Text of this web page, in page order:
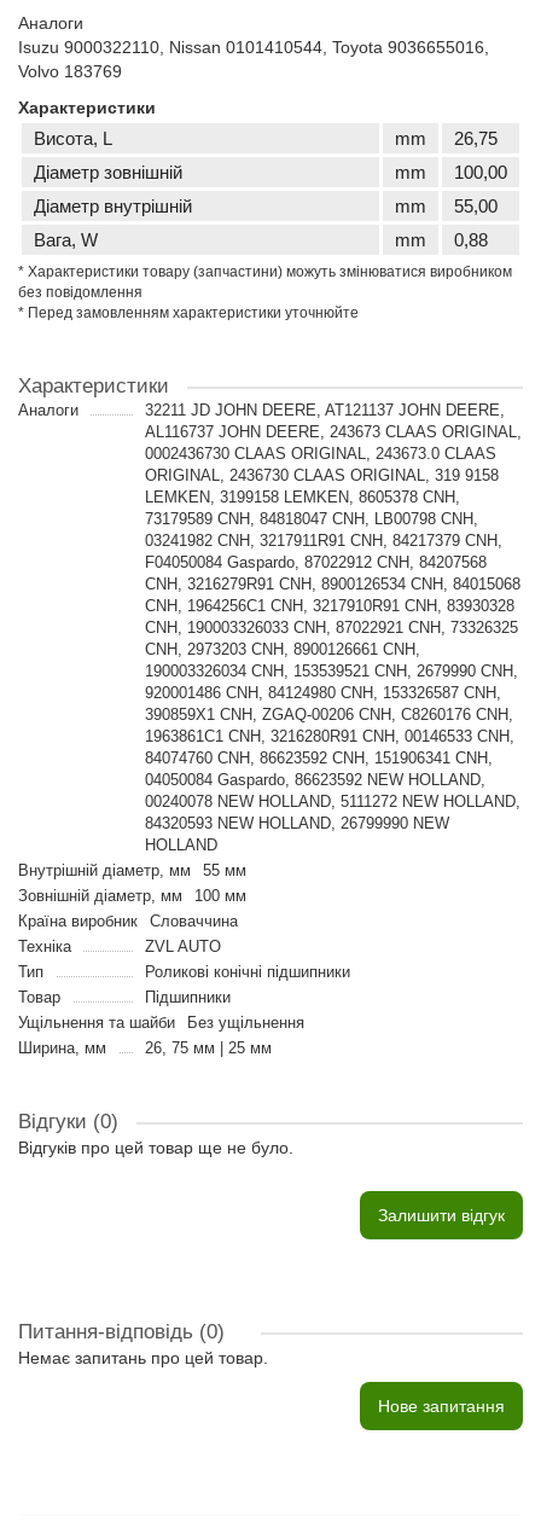
Аналоги
Isuzu 9000322110, Nissan 0101410544, Toyota 9036655016,
Volvo 183769
Характеристики
Висота, L mm
26,75
Діаметр зовнішній
mm
100,00
Діаметр внутрішній
mm
55,00
Вага, W
mm 0,88
* Характеристики товару (запчастини) можуть змінюватися виробником
без повідомлення
* Перед замовленням характеристики уточнюйте
Характеристики
Аналоги
32211 JD JOHN DEERE, AT121137 JOHN DEERE,
AL116737 JOHN DEERE, 243673 CLAAS ORIGINAL,
0002436730 CLAAS ORIGINAL, 243673.0 CLAAS
ORIGINAL, 2436730 CLAAS ORIGINAL, 319 9158
LEMKEN, 3199158 LEMKEN, 8605378 CNH,
73179589 CNH, 84818047 CNH, LB00798 CNH,
03241982 CNH, 3217911R91 CNH, 84217379 CNH,
F04050084 Gaspardo, 87022912 CNH, 84207568
CNH, 3216279R91 CNH, 8900126534 CNH, 84015068
CNH, 1964256C1 CNH, 3217910R91 CNH, 83930328
CNH, 190003326033 CNH, 87022921 CNH, 73326325
CNH, 2973203 CNH, 8900126661 CNH,
190003326034 CNH, 153539521 CNH, 2679990 CNH,
920001486 CNH, 84124980 CNH, 153326587 CNH,
390859X1 CNH, ZGAQ-00206 CNH, C8260176 CNH,
1963861C1 CNH, 3216280R91 CNH, 00146533 CNH,
84074760 CNH, 86623592 CNH, 151906341 CNH,
04050084 Gaspardo, 86623592 NEW HOLLAND,
00240078 NEW HOLLAND, 5111272 NEW HOLLAND,
84320593 NEW HOLLAND, 26799990 NEW
HOLLAND
Внутрішній діаметр, мм
55 мм
Зовнішній діаметр, мм
100 мм
Країна виробник
Словаччина
Техніка
ZVL AUTO
Тип
Роликові конічні підшипники
Товар
Підшипники
Ущільнення та шайби
Без ущільнення
Ширина, мм
26, 75 мм | 25 мм
Відгуки (0)
Відгуків про цей товар ще не було.
Залишити відгук
Питання-відповідь (0)
Немає запитань про цей товар.
Нове запитання